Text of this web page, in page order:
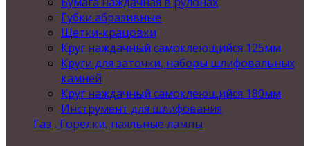
Губки абразивные
Щетки-крацовки
Круг наждачный самоклеющийся 125мм
Круги для заточки, наборы шлифовальных
камней
Круг наждачный самоклеющийся 180мм
Инструмент для шлифования
Газ , Горелки, паяльные лампы